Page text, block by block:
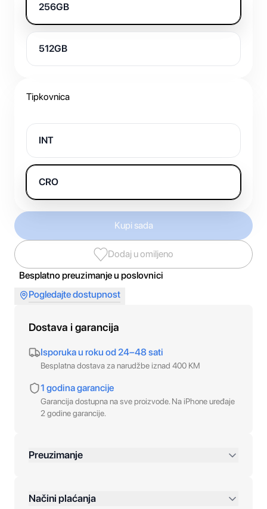
256GB
512GB
Tipkovnica
INT
CRO
Kupi sada
Dodaj u omiljeno
Besplatno preuzimanje u poslovnici
Pogledajte dostupnost
Dostava i garancija
Isporuka u roku od 24–48 sati
Besplatna dostava za narudžbe iznad 400 KM
1 godina garancije
Garancija dostupna na sve proizvode. Na iPhone uređaje
2 godine garancije.
Preuzimanje
Načini plaćanja